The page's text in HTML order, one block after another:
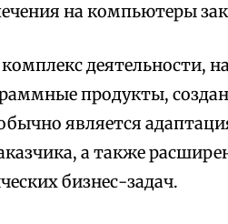
на компьютеры
деятельности,
продукты,
является
а также
бизнес-задач.